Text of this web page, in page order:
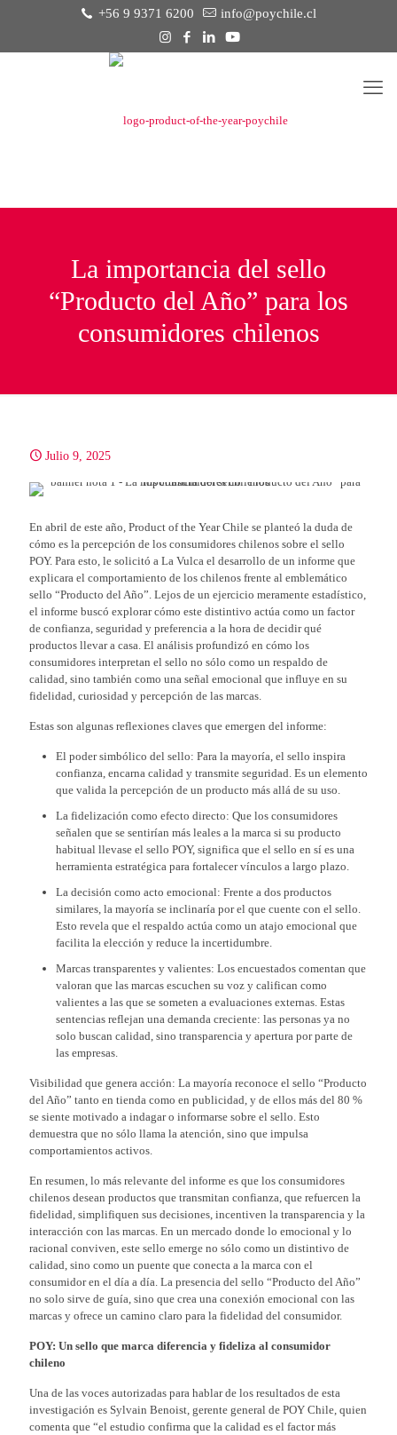
+56 9 9371 6200 info@poychile.cl
La importancia del sello
“Producto del Año” para los
consumidores chilenos
Julio 9, 2025
En abril de este año, Product of the Year Chile se planteó la duda de
cómo es la percepción de los consumidores chilenos sobre el sello
POY. Para esto, le solicitó a La Vulca el desarrollo de un informe que
explicara el comportamiento de los chilenos frente al emblemático
sello “Producto del Año”. Lejos de un ejercicio meramente estadístico,
el informe buscó explorar cómo este distintivo actúa como un factor
de confianza, seguridad y preferencia a la hora de decidir qué
productos llevar a casa. El análisis profundizó en cómo los
consumidores interpretan el sello no sólo como un respaldo de
calidad, sino también como una señal emocional que influye en su
fidelidad, curiosidad y percepción de las marcas.
Estas son algunas reflexiones claves que emergen del informe:
El poder simbólico del sello: Para la mayoría, el sello inspira
confianza, encarna calidad y transmite seguridad. Es un elemento
que valida la percepción de un producto más allá de su uso.
La fidelización como efecto directo: Que los consumidores
señalen que se sentirían más leales a la marca si su producto
habitual llevase el sello POY, significa que el sello en sí es una
herramienta estratégica para fortalecer vínculos a largo plazo.
La decisión como acto emocional: Frente a dos productos
similares, la mayoría se inclinaría por el que cuente con el sello.
Esto revela que el respaldo actúa como un atajo emocional que
facilita la elección y reduce la incertidumbre.
Marcas transparentes y valientes: Los encuestados comentan que
valoran que las marcas escuchen su voz y califican como
valientes a las que se someten a evaluaciones externas. Estas
sentencias reflejan una demanda creciente: las personas ya no
solo buscan calidad, sino transparencia y apertura por parte de
las empresas.
Visibilidad que genera acción: La mayoría reconoce el sello “Producto
del Año” tanto en tienda como en publicidad, y de ellos más del 80 %
se siente motivado a indagar o informarse sobre el sello. Esto
demuestra que no sólo llama la atención, sino que impulsa
comportamientos activos.
En resumen, lo más relevante del informe es que los consumidores
chilenos desean productos que transmitan confianza, que refuercen la
fidelidad, simplifiquen sus decisiones, incentiven la transparencia y la
interacción con las marcas. En un mercado donde lo emocional y lo
racional conviven, este sello emerge no sólo como un distintivo de
calidad, sino como un puente que conecta a la marca con el
consumidor en el día a día. La presencia del sello “Producto del Año”
no solo sirve de guía, sino que crea una conexión emocional con las
marcas y ofrece un camino claro para la fidelidad del consumidor.
POY: Un sello que marca diferencia y fideliza al consumidor
chileno
Una de las voces autorizadas para hablar de los resultados de esta
investigación es Sylvain Benoist, gerente general de POY Chile, quien
comenta que “el estudio confirma que la calidad es el factor más